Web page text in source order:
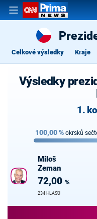
Celkové výsledky Kraje
Výsledky
1.
100,00% okrsků
Miloš
Zeman
72,00 %
234 HLASŮ